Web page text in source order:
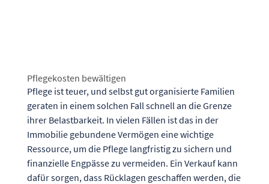
Pflegekosten bewältigen
Pflege ist teuer, und selbst gut organisierte Familien
geraten in einem solchen Fall schnell an die Grenze
ihrer Belastbarkeit. In vielen Fällen ist das in der
Immobilie gebundene Vermögen eine wichtige
Ressource, um die Pflege langfristig zu sichern und
finanzielle Engpässe zu vermeiden. Ein Verkauf kann
dafür sorgen, dass Rücklagen geschaffen werden, die